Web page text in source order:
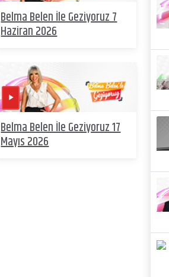
Belma Belen İle Geziyoruz 7
Haziran 2026
Belma Belen İle Geziyoruz 17
Mayıs 2026